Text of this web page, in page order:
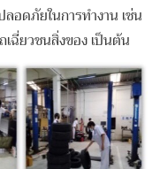
อดภัยในการทำงาน เช่น
ฉี่ยวชนสิ่งของ เป็นต้น